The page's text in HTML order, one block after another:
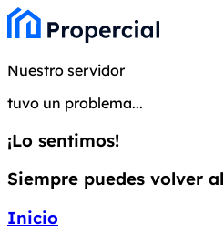
Nuestro servidor
tuvo un problema...
¡Lo sentimos!
Siempre puedes volver al
Inicio